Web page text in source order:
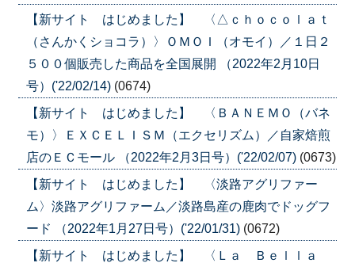
【新サイト はじめました】 〈△ｃｈｏｃｏｌａｔ
（さんかくショコラ）〉ＯＭＯＩ（オモイ）／１日２
５００個販売した商品を全国展開 （2022年2月10日
号）('22/02/14) (0674)
【新サイト はじめました】 〈ＢＡＮＥＭＯ（バネ
モ）〉ＥＸＣＥＬＩＳＭ（エクセリズム）／自家焙煎
店のＥＣモール （2022年2月3日号）('22/02/07) (0673)
【新サイト はじめました】 〈淡路アグリファー
ム〉淡路アグリファーム／淡路島産の鹿肉でドッグフ
ード （2022年1月27日号）('22/01/31) (0672)
【新サイト はじめました】 〈Ｌａ Ｂｅｌｌａ